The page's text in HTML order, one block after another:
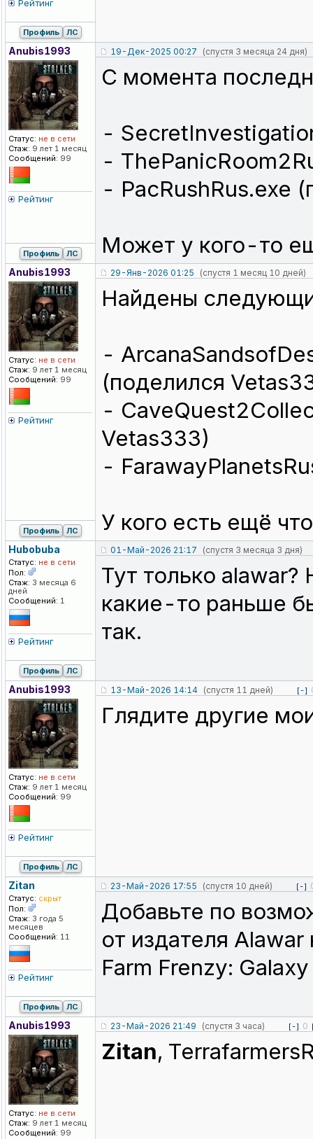
Рейтинг
Профиль ЛС
Anubis1993
Статус: не в сети
Стаж: 9 лет 1 месяц
Сообщений: 99
Рейтинг
19-Дек-2025 00:27 (спустя 3 месяца 24 дня)
С момента
-
-
- PacRushRus.exe
Может у кого-то
Профиль ЛС
Anubis1993
Статус: не в сети
Стаж: 9 лет 1 месяц
Сообщений: 99
Рейтинг
29-Янв-2026 01:25 (спустя 1 месяц 10 дней)
Найдены
-
(поделился
-
Vetas333)
-
У кого есть ещё
Профиль ЛС
Hubobuba
Статус: не в сети
Пол:
Стаж: 3 месяца 6
дней
Сообщений: 1
Рейтинг
01-Май-2026 21:17 (спустя 3 месяца 3 дня)
Тут только
какие-то раньше
так.
Профиль ЛС
Anubis1993
Статус: не в сети
Стаж: 9 лет 1 месяц
Сообщений: 99
Рейтинг
13-Май-2026 14:14 (спустя 11 дней) [-]
Глядите другие
Профиль ЛС
Zitan
Статус: скрыт
Пол:
Стаж: 3 года 5
месяцев
Сообщений: 11
Рейтинг
23-Май-2026 17:55 (спустя 10 дней) [-]
Добавьте по
от издателя
Farm Frenzy:
Профиль ЛС
Anubis1993
Статус: не в сети
Стаж: 9 лет 1 месяц
Сообщений: 99
23-Май-2026 21:49 (спустя 3 часа) [-] 0
Zitan,